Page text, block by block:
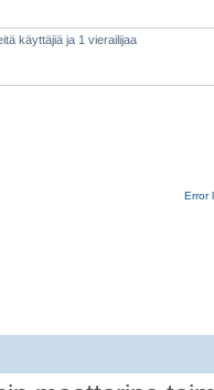
käyttäjiä ja 1 vierailijaa
Error